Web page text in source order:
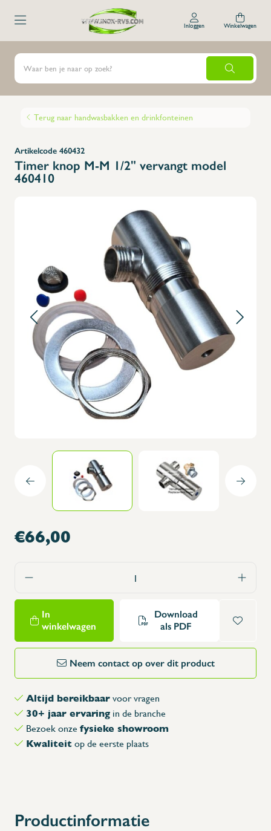
Inloggen Winkelwagen
Terug naar handwasbakken en drinkfonteinen
Artikelcode 460432
Timer knop M-M 1/2" vervangt model
460410
€66,00
In
winkelwagen
Download
als PDF
Neem contact op over dit product
Altijd bereikbaar voor vragen
30+ jaar ervaring in de branche
Bezoek onze fysieke showroom
Kwaliteit op de eerste plaats
Productinformatie